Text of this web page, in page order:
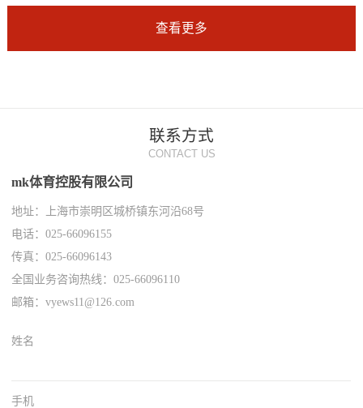
查看更多
联系方式
CONTACT US
mk体育控股有限公司
地址：上海市崇明区城桥镇东河沿68号
电话：025-66096155
传真：025-66096143
全国业务咨询热线：025-66096110
邮箱：vyews11@126.com
姓名
手机